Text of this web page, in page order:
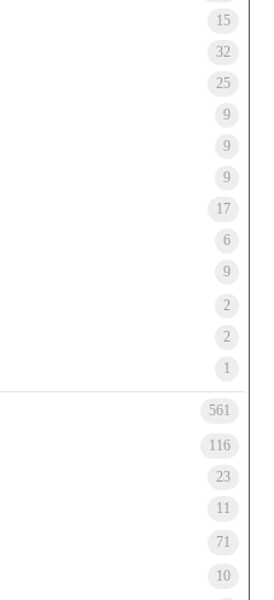
15
32
25
9
9
9
17
6
9
2
2
1
561
116
23
11
71
10